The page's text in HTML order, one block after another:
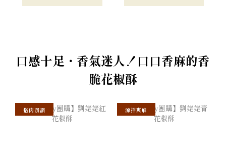
口感十足・香氣迷人！口口香麻的香
脆花椒酥
搭肉讚讚 涼拌爽麻